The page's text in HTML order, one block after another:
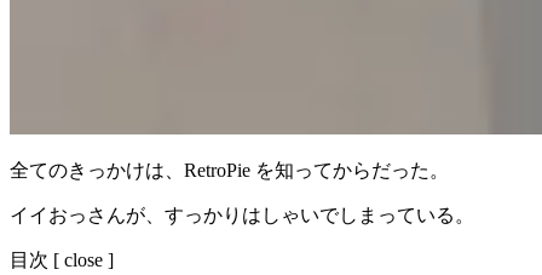
全てのきっかけは、RetroPie を知ってからだった。
イイおっさんが、すっかりはしゃいでしまっている。
目次 [ close ]